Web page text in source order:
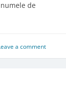
de
a comment